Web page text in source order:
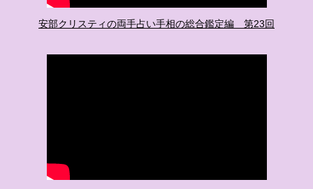
安部クリスティの両手占い手相の総合鑑定編 第23回